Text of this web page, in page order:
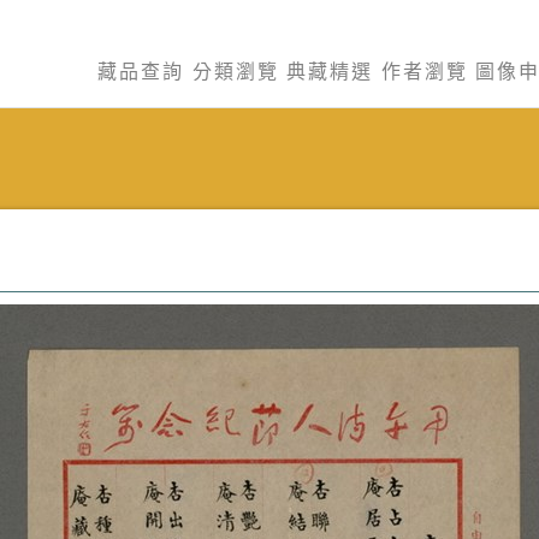
藏品查詢 分類瀏覽 典藏精選 作者瀏覽 圖像